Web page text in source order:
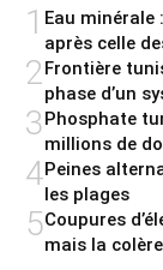
1 Eau minérale
après celle
2Frontière
phase d’un
3Phosphate
millions de
4Peines
les plages
5Coupures
mais la